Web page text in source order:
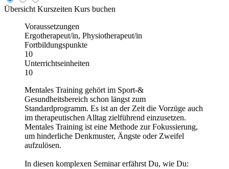
Übersicht Kurszeiten Kurs buchen
Voraussetzungen
Ergotherapeut/in, Physiotherapeut/in
Fortbildungspunkte
10
Unterrichtseinheiten
10
Mentales Training gehört im Sport-&
Gesundheitsbereich schon längst zum
Standardprogramm. Es ist an der Zeit die Vorzüge auch
im therapeutischen Alltag zielführend einzusetzen.
Mentales Training ist eine Methode zur Fokussierung,
um hinderliche Denkmuster, Ängste oder Zweifel
aufzulösen.
In diesen komplexen Seminar erfährst Du, wie Du: